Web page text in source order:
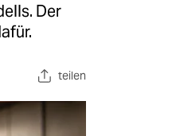
Der
teilen